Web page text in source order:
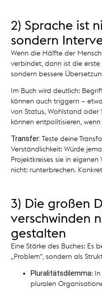
2) Sprache ist
sondern
Wenn die Hälfte der
verbindet, dann ist die erste
sondern bessere
Im Buch wird deutlich:
können auch triggern –
von Status, Wohlstand oder
können entpolitisieren,
Transfer: Teste deine
Verständlichkeit: Würde
Projektkreises sie in
nicht: runterbrechen.
3) Die großen
verschwinden
gestalten
Eine Stärke des Buches: Es
„Problem“, sondern als
Pluralitätsdilemma:
pluralen